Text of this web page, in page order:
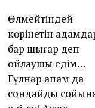
Өлмейтіндей
көрінетін
бар шығар деп
ойлаушы едім…
Гүлнәр апам да
сондайдың